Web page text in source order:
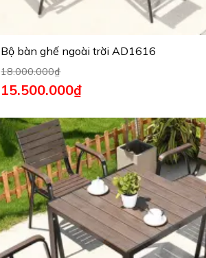
Bộ bàn ghế ngoài trời AD1616
18.000.000₫
15.500.000₫